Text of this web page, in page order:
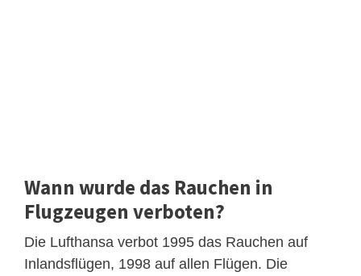
Wann wurde das Rauchen in
Flugzeugen verboten?
Die Lufthansa verbot 1995 das Rauchen auf
Inlandsflügen, 1998 auf allen Flügen. Die